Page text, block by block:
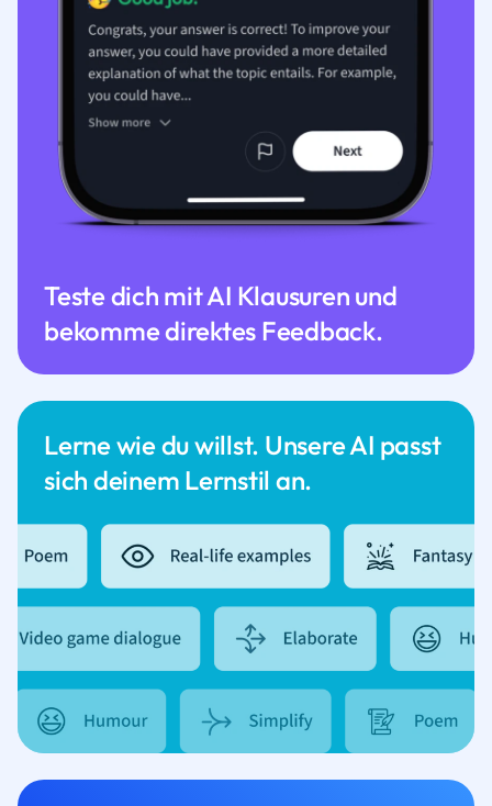
Lerne wie du willst. Unsere AI passt
sich deinem Lernstil an.
Teste dich mit AI Klausuren und
bekomme direktes Feedback.